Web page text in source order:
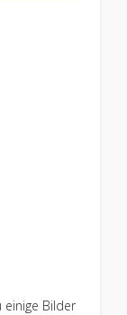
Bilder